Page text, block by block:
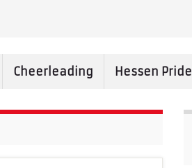
Cheerleading Hessen Pride